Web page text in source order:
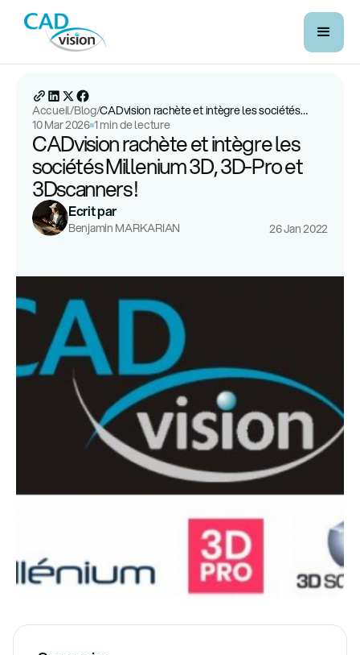
Accueil/Blog/CADvision rachète et intègre les sociétés
Millenium 3D, 3D-Pro et 3Dscanners !
10 Mar 2026 1 min de lecture
CADvision rachète et intègre les
sociétés Millenium 3D, 3D-Pro et
3Dscanners !
Ecrit par
Benjamin MARKARIAN 26 Jan 2022